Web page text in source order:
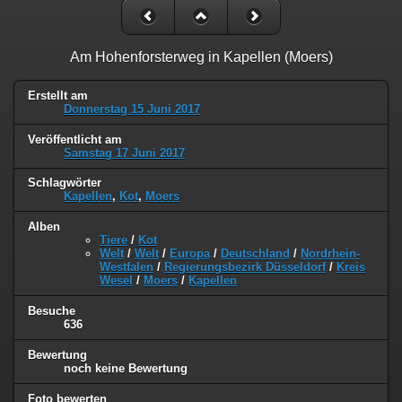
Am Hohenforsterweg in Kapellen (Moers)
Erstellt am
Donnerstag 15 Juni 2017
Veröffentlicht am
Samstag 17 Juni 2017
Schlagwörter
Kapellen, Kot, Moers
Alben
Tiere / Kot
Welt / Welt / Europa/ Deutschland / Nordrhein-
Westfalen / Regierungsbezirk Düsseldorf/ Kreis
Wesel / Moers / Kapellen
Besuche
636
Bewertung
noch keine Bewertung
Foto bewerten